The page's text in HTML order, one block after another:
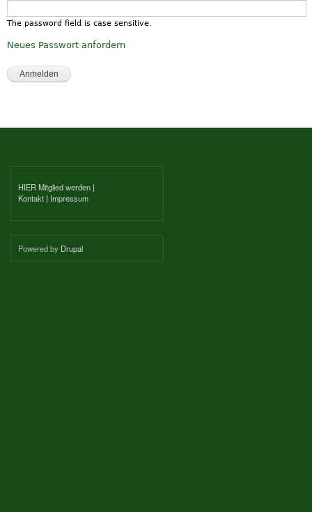
The password field is case sensitive.
Neues Passwort anfordern
HIER Mitglied werden |
Kontakt | Impressum
Powered by Drupal